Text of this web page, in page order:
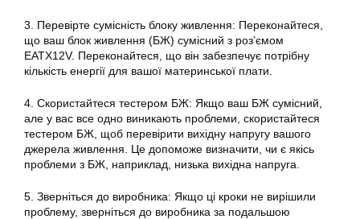
3. Перевірте сумісність блоку живлення: Переконайтеся,
що ваш блок живлення (БЖ) сумісний з роз’ємом
EATX12V. Переконайтеся, що він забезпечує потрібну
кількість енергії для вашої материнської плати.
4. Скористайтеся тестером БЖ: Якщо ваш БЖ сумісний,
але у вас все одно виникають проблеми, скористайтеся
тестером БЖ, щоб перевірити вихідну напругу вашого
джерела живлення. Це допоможе визначити, чи є якісь
проблеми з БЖ, наприклад, низька вихідна напруга.
5. Зверніться до виробника: Якщо ці кроки не вирішили
проблему, зверніться до виробника за подальшою